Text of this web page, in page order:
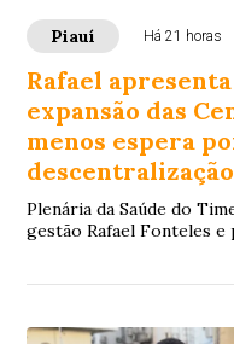
Piauí Há 21 horas
Rafael
expansão das
menos espera
Plenária da Saúde do
gestão Rafael Fonteles